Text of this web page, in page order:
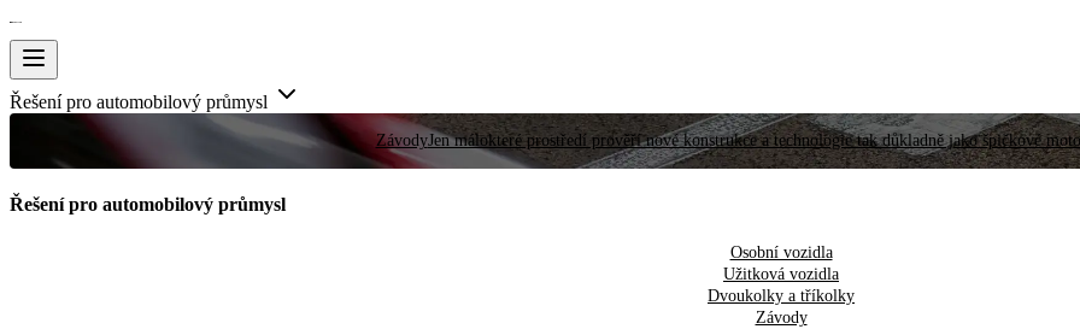
Řešení pro automobilový průmysl
ZávodyJen málokteré prostředí prověří nové konstrukce a technologie tak důkladně jako špičkové
Řešení pro automobilový průmysl
Osobní vozidla
Užitková vozidla
Dvoukolky a tříkolky
Závody